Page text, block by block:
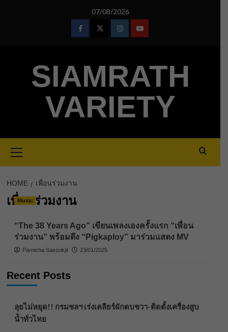
07/08/2026
FacebookTwitterInstagramYoutube
SIAMRATH
VARIETY
Menu
HOME เพื่อนร่วมงาน
เพื่อนร่วมงาน
Music
“The 38 Years Ago” เขียนเพลงเองครั้งแรก “เพื่อน
ร่วมงาน” พร้อมดึง “Pigkaploy” มาร่วมแสดง MV
Parnicha Sasookjit 23/01/2025
Recent Posts
ลุยไม่หยุด!! กรมชลฯ เร่งเคลียร์ผักตบชวา-ติดตั้งเครื่องสูบ
น้ำทั่วไทย